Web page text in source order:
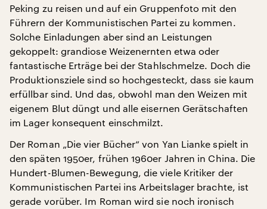
Peking zu reisen und auf ein Gruppenfoto mit den
Führern der Kommunistischen Partei zu kommen.
Solche Einladungen aber sind an Leistungen
gekoppelt: grandiose Weizenernten etwa oder
fantastische Erträge bei der Stahlschmelze. Doch die
Produktionsziele sind so hochgesteckt, dass sie kaum
erfüllbar sind. Und das, obwohl man den Weizen mit
eigenem Blut düngt und alle eisernen Gerätschaften
im Lager konsequent einschmilzt.
Der Roman „Die vier Bücher“ von Yan Lianke spielt in
den späten 1950er, frühen 1960er Jahren in China. Die
Hundert-Blumen-Bewegung, die viele Kritiker der
Kommunistischen Partei ins Arbeitslager brachte, ist
gerade vorüber. Im Roman wird sie noch ironisch